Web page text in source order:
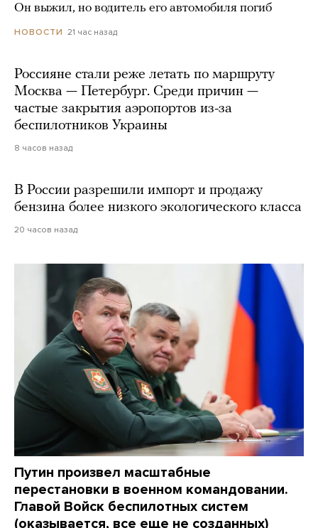
Он выжил, но водитель его автомобиля погиб
НОВОСТИ 21 час назад
Россияне стали реже летать по маршруту
Москва — Петербург. Среди причин —
частые закрытия аэропортов из-за
беспилотников Украины
8 часов назад
В России разрешили импорт и продажу
бензина более низкого экологического класса
20 часов назад
Путин произвел масштабные
перестановки в военном командовании.
Главой Войск беспилотных систем
(оказывается, все еще не созданных)